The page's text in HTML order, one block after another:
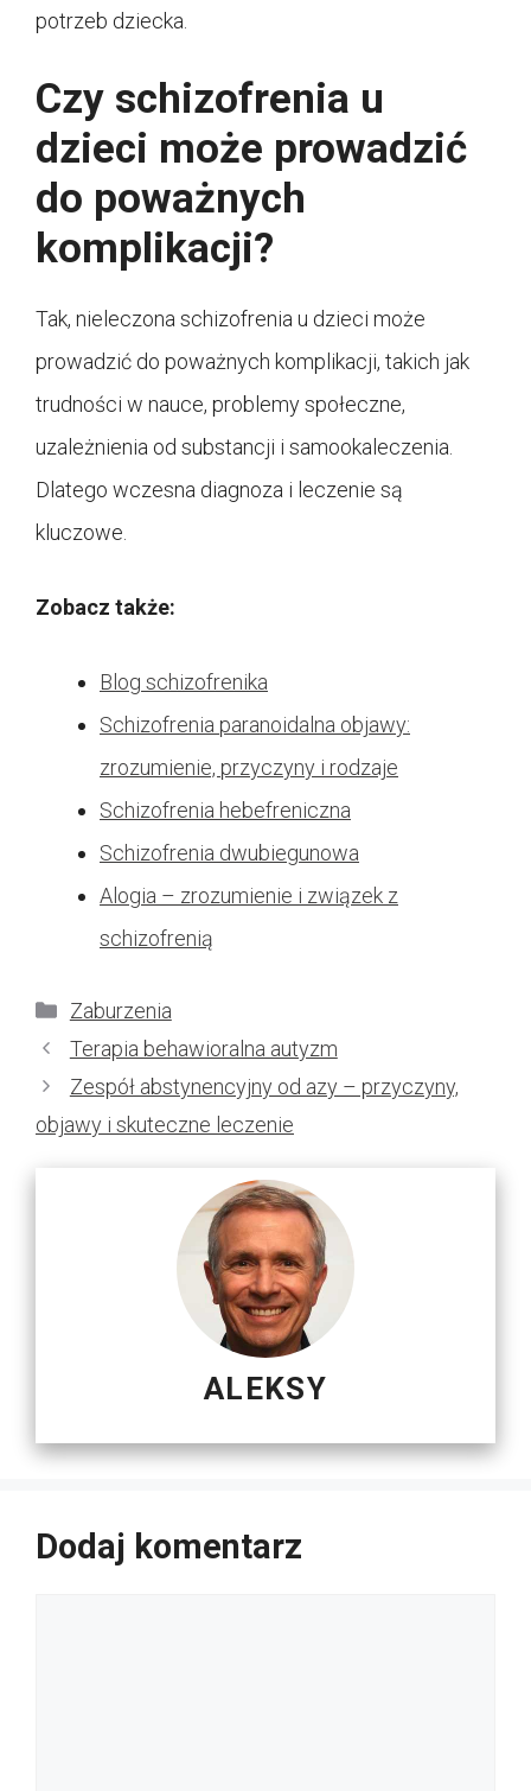
potrzeb dziecka.
Czy schizofrenia u
dzieci może prowadzić
do poważnych
komplikacji?
Tak, nieleczona schizofrenia u dzieci może
prowadzić do poważnych komplikacji, takich jak
trudności w nauce, problemy społeczne,
uzależnienia od substancji i samookaleczenia.
Dlatego wczesna diagnoza i leczenie są
kluczowe.
Zobacz także:
Blog schizofrenika
Schizofrenia paranoidalna objawy:
zrozumienie, przyczyny i rodzaje
Schizofrenia hebefreniczna
Schizofrenia dwubiegunowa
Alogia – zrozumienie i związek z
schizofrenią
Kategorie
Zaburzenia
Terapia behawioralna autyzm
Zespół abstynencyjny od azy – przyczyny,
objawy i skuteczne leczenie
ALEKSY
Dodaj komentarz